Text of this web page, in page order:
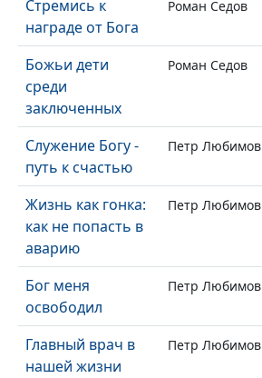
Стремись к
награде от Бога
Роман Седов
Божьи дети
среди
заключенных
Роман Седов
Служение Богу -
путь к счастью
Петр Любимов
Жизнь как гонка:
как не попасть в
аварию
Петр Любимов
Бог меня
освободил
Петр Любимов
Главный врач в
нашей жизни
Петр Любимов